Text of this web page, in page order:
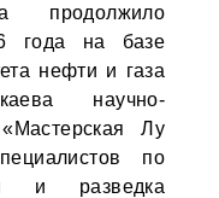
продолжило
года на базе
нефти и газа
научно-
Лу
по
и разведка